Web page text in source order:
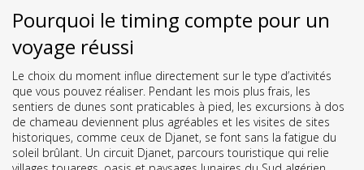
Pourquoi le timing compte pour un
voyage réussi
Le choix du moment influe directement sur le type d’activités
que vous pouvez réaliser. Pendant les mois plus frais, les
sentiers de dunes sont praticables à pied, les excursions à dos
de chameau deviennent plus agréables et les visites de sites
historiques, comme ceux de Djanet, se font sans la fatigue du
soleil brûlant. Un circuit Djanet, parcours touristique qui relie